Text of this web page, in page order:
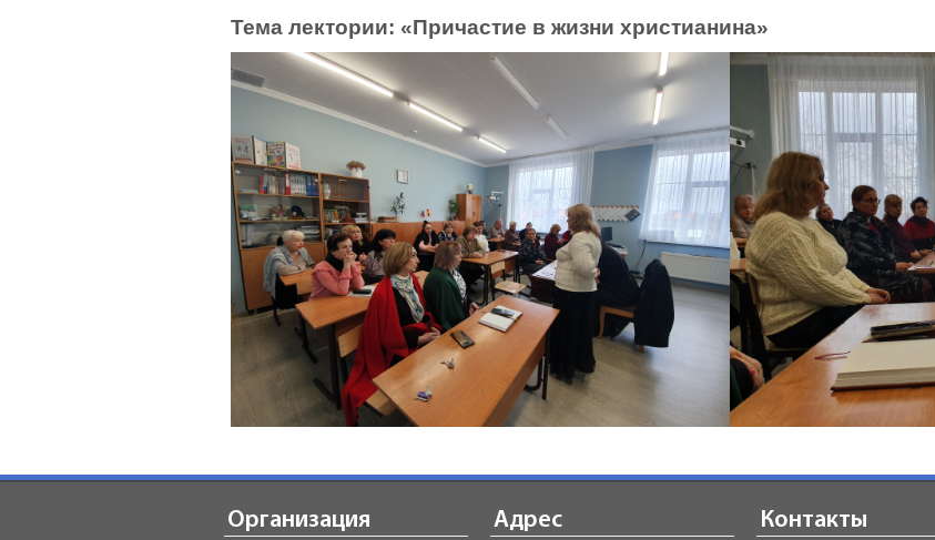
Тема лектории: «Причастие в жизни христианина»
Организация Адрес Контакты